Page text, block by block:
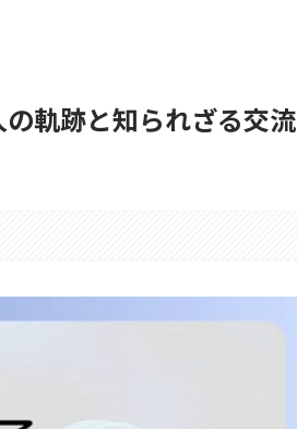
軌跡と知られざる交流